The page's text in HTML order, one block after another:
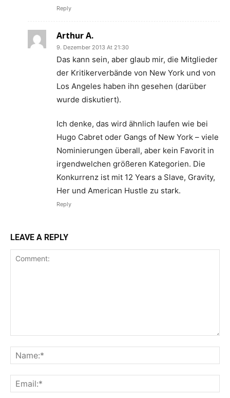
Reply
Arthur A.
9. Dezember 2013 At 21:30
Das kann sein, aber glaub mir, die Mitglieder
der Kritikerverbände von New York und von
Los Angeles haben ihn gesehen (darüber
wurde diskutiert).
Ich denke, das wird ähnlich laufen wie bei
Hugo Cabret oder Gangs of New York – viele
Nominierungen überall, aber kein Favorit in
irgendwelchen größeren Kategorien. Die
Konkurrenz ist mit 12 Years a Slave, Gravity,
Her und American Hustle zu stark.
Reply
LEAVE A REPLY